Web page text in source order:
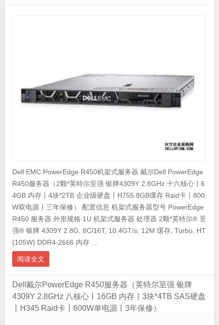
Dell EMC PowerEdge R450机架式服务器 戴尔Dell PowerEdge
R450服务器（2颗*英特尔至强 银牌4309Y 2.8GHz 十六核心丨6
4GB 内存丨4块*2TB 企业级硬盘丨H755 8GB缓存 Raid卡丨800
W双电源丨三年保修） 配置信息 机架式服务器型号 PowerEdge
R450 服务器 外形规格 1U 机架式服务器 处理器 2颗*英特尔® 至
强® 银牌 4309Y 2.8G, 8C/16T, 10.4GT/s, 12M 缓存, Turbo, HT
(105W) DDR4-2666 内存 ...
阅读全文
Dell戴尔PowerEdge R450服务器（英特尔至强 银牌
4309Y 2.8GHz 八核心丨16GB 内存丨3块*4TB SAS硬盘
丨H345 Raid卡丨600W单电源丨3年保修）